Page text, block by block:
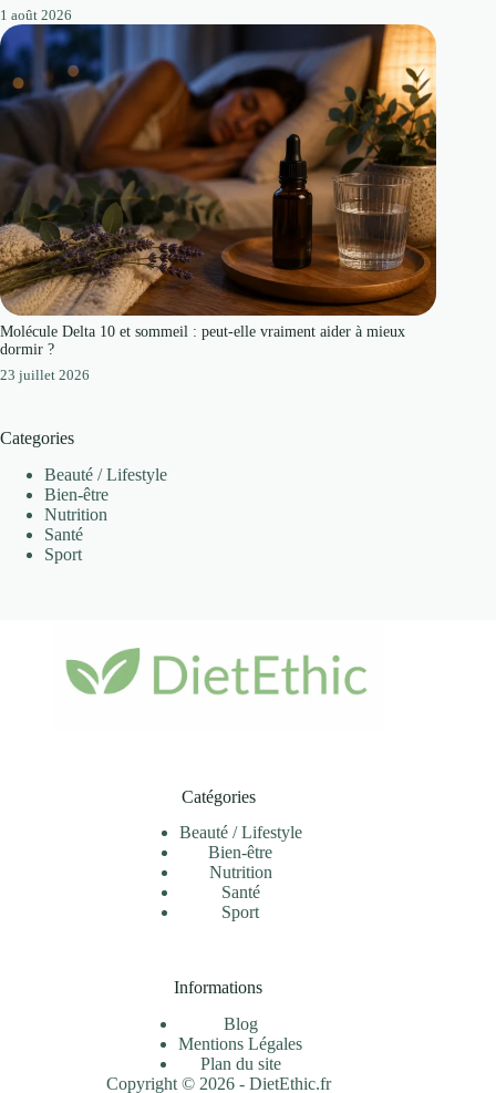
1 août 2026
Molécule Delta 10 et sommeil : peut-elle vraiment aider à mieux
dormir ?
23 juillet 2026
Categories
Beauté / Lifestyle
Bien-être
Nutrition
Santé
Sport
Catégories
Beauté / Lifestyle
Bien-être
Nutrition
Santé
Sport
Informations
Blog
Mentions Légales
Plan du site
Copyright © 2026 - DietEthic.fr